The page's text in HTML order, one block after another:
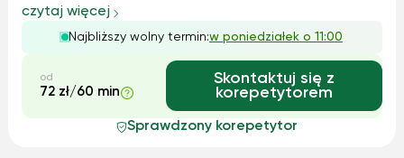
praktyczne użycie języka w codziennych sytuacjach.
Wykorzystuję też elementy immersji językowej, czyli
otaczanie się językiem i używanie ...
czytaj więcej
Najbliższy wolny termin:w poniedziałek o 11:00
od
72 zł/60 min
Skontaktuj się z
korepetytorem
Sprawdzony korepetytor